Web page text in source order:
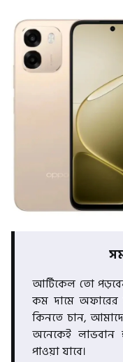
আর্টিকেল তো
কম দামে অফারের
কিনতে চান,
অনেকেই লাভবান
পাওয়া যাবে।